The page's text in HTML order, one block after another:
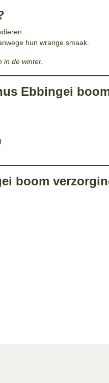
hun wrange smaak.
in de winter.
Ebbingei
boom